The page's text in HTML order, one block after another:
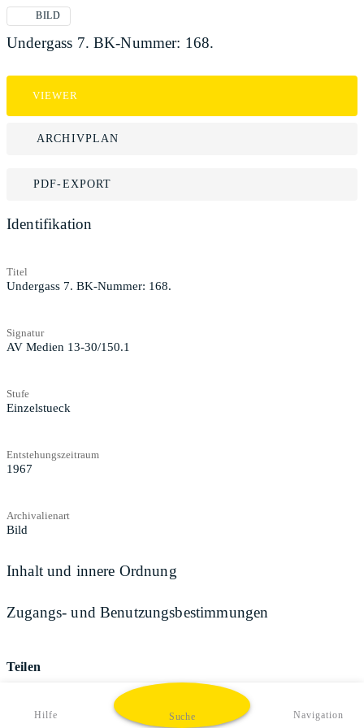
BILD
Undergass 7. BK-Nummer: 168.
VIEWER
ARCHIVPLAN
PDF-EXPORT
Identifikation
Titel
Undergass 7. BK-Nummer: 168.
Signatur
AV Medien 13-30/150.1
Stufe
Einzelstueck
Entstehungszeitraum
1967
Archivalienart
Bild
Inhalt und innere Ordnung
Zugangs- und Benutzungsbestimmungen
Teilen
Hilfe Suche Navigation